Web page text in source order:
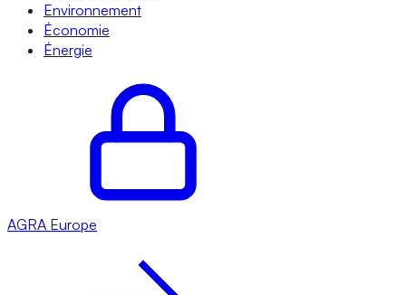
Environnement
Économie
Énergie
AGRA Europe